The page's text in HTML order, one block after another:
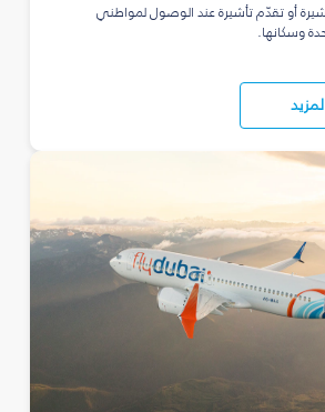
أو تقدّم تأشيرة عند الوصول لمواطني
وسكانها.